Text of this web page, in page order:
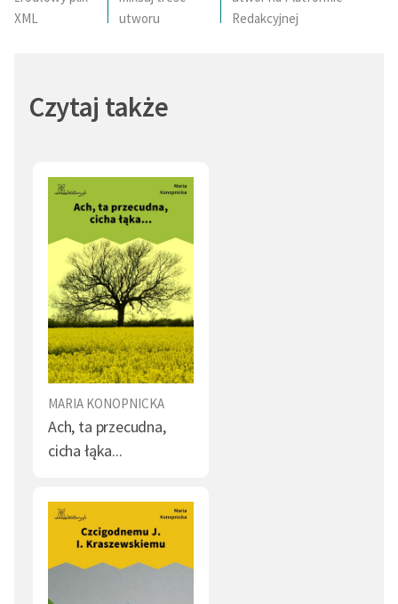
XML
utworu
Redakcyjnej
Czytaj także
MARIA KONOPNICKA
Ach, ta przecudna,
cicha łąka...